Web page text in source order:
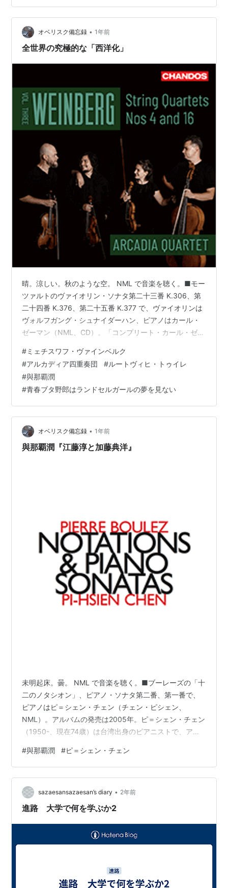
ど柄の大きなピアニストではなさそうだが、瑞々しい音
楽を奏でている。 SNS での発信にも力を入れているそう
で、ネットでは「新時代のピアニスト」という評も…
オベリスク備忘録 • 1年前
全世界の究極的な「西洋化」
晴。涼しい。秋のような空。 NML で音楽を聴く。■モー
ツァルトのヴァイオリン・ソナタ第二十三番 K.306、第
二十四番 K.376、第二十五番 K.377 で、ヴァイオリンは
ヴォルフガング・シュナイダーハン、ピアノはカール・
ゼーマン（NML、CD）。「コンプリート・カール・ゼー
ン・ソナタ 名曲集 名盤: ハルくんの音楽日記 「モーツァ
ルト ヴァイオリン・ソナタ」で検索しても大したサイト
が出てこないのが現在の Google検索だが、これは優れた
ブログ記事。十年以上前のエントリだが、こういうのは
決して埋もれては困るよ。 ■ルートヴィヒ・トゥイ…
#ミェチスワフ・ヴァインベルク
#アルカディア四重奏団 #ルートヴィヒ・トゥイレ
#與那覇潤
#青春ブタ野郎はランドセルガールの夢を見ない
オベリスク備忘録 • 1年前
與那覇潤『江藤淳と加藤典洋』
未明起床。曇。 NML で音楽を聴く。■ブーレーズの「十
二のノタシオン」、ピアノ・ソナタ第二番、第一番で、
ピアノはピ＝シェン・チェン（チェン・ピシェン、
NML）。アルバムの発売は2005年。ピ＝シェン・チェン
（1950-、現在74歳）は台湾出身のピアニストで、アル
レーズはきわめて美しく、（技術も含めて）じつに見事
なもので、わたしごときにはエマールやポリーニの弾く
（異常で心を病みそうな）ブーレーズより好ましく聴こ
える。 なお、わたしはこのアルバムも含め、ピ＝シェ
ン・チェンのブーレーズやバッハを2020年4月にまとめ
#與那覇潤 #ピ＝シェン・チェン
sazaesansazaesan’s diary • 2年前
進路 大学で何を学ぶか2